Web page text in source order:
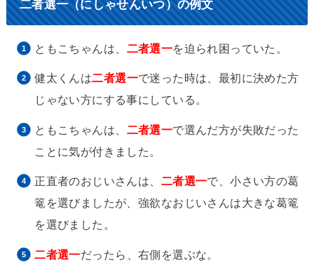
二者選一（にしゃせんいつ）の例文
ともこちゃんは、 二者選一を迫られ困っていた。
健太くんは二者選一で迷った時は、最初に決めた方
じゃない方にする事にしている。
ともこちゃんは、 二者選一で選んだ方が失敗だった
ことに気が付きました。
正直者のおじいさんは、 二者選一で、小さい方の葛
篭を選びましたが、強欲なおじいさんは大きな葛篭
を選びました。
二者選一だったら、右側を選ぶな。